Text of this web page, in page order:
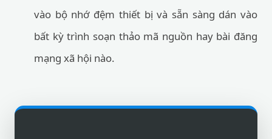
vào bộ nhớ đệm thiết bị và sẵn sàng dán vào
bất kỳ trình soạn thảo mã nguồn hay bài đăng
mạng xã hội nào.